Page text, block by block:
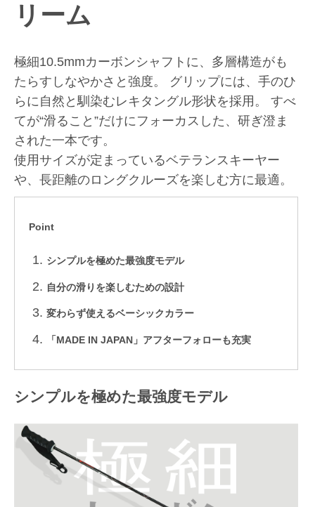
リーム
極細10.5mmカーボンシャフトに、多層構造がも
たらすしなやかさと強度。 グリップには、手のひ
らに自然と馴染むレキタングル形状を採用。 すべ
てが“滑ること”だけにフォーカスした、研ぎ澄ま
された一本です。
使用サイズが定まっているベテランスキーヤー
や、長距離のロングクルーズを楽しむ方に最適。
Point
シンプルを極めた最強度モデル
自分の滑りを楽しむための設計
変わらず使えるベーシックカラー
「MADE IN JAPAN」アフターフォローも充実
シンプルを極めた最強度モデル